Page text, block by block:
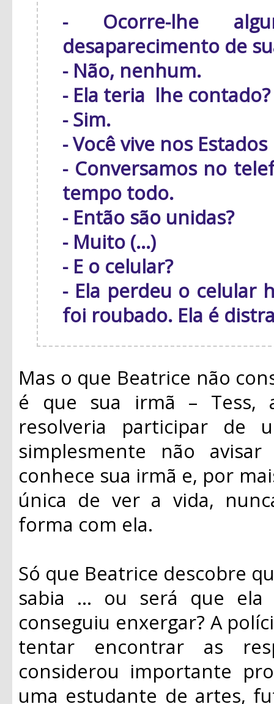
- Ocorre-lhe
desaparecimento de
- Não, nenhum.
- Ela teria lhe contado?
- Sim.
- Você vive nos
- Conversamos no
tempo todo.
- Então são unidas?
- Muito (...)
- E o celular?
- Ela perdeu o celular
foi roubado. Ela é
Mas o que Beatrice não
é que sua irmã – Tess,
resolveria participar de
simplesmente não
conhece sua irmã e, por
única de ver a vida,
forma com ela.
Só que Beatrice descobre
sabia ... ou será que ela
conseguiu enxergar? A
tentar encontrar as
considerou importante
uma estudante de artes,